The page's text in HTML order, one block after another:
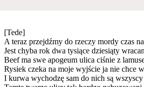
[Tede]
A teraz przejdźmy do rzeczy mordy czas
Jest chyba rok dwa tysiące dziesiąty
Beef ma swe apogeum ulica ciśnie z
Rysiek czeka na moje wyjście ja nie chce
I kurwa wychodzę sam do nich są